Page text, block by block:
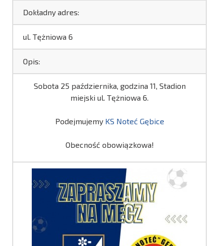
Dokładny adres:
ul. Tężniowa 6
Opis:
Sobota 25 października, godzina 11, Stadion
miejski ul. Tężniowa 6.
Podejmujemy KS Noteć Gębice
Obecność obowiązkowa!